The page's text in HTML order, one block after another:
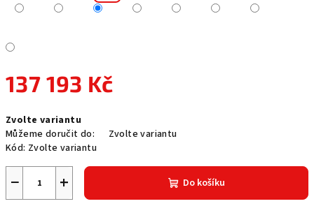
137 193 Kč
cena:
Zvolte variantu
Můžeme doručit do:
Zvolte variantu
Kód: Zvolte variantu
+
− Do košíku